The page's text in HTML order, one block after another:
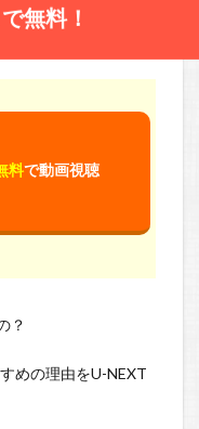
無料！
料で動画視聴
？
めの理由をU-NEXT